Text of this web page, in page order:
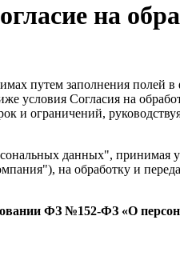
на
путем заполнения полей
условия Согласия на
и ограничений,
данных", принимая
на обработку и
ФЗ №152-ФЗ «О